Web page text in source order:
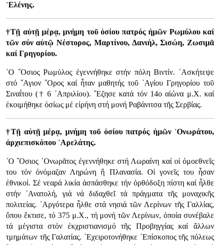
῾Ελένης.
†Τῇ αὐτῇ μέρᾳ, μνήμη τοῦ ὁσίου πατρός ἠμῶν Ρωμύλου καί
τῶν σύν αὐτῷ Νέστορος, Μαρτίνου, Δανιήλ, Σισώη, Ζωσιμᾶ
καί Γρηγορίου.
῾Ο ῞Οσιος Ρωμύλος ἐγεννήθηκε στήν πόλη Βιντίν. ᾿Ασκήτεψε
στό ῞Αγιον ῎Ορος καί ἦταν μαθητής τοῦ ῾Αγίου Γρηγορίου τοῦ
Σιναΐτου († 6 ᾿Απριλίου). ῎Εζησε κατά τόν 14ο αἰώνα μ.Χ. καί
ἐκοιμήθηκε ὁσίως μέ εἰρήνη στή μονή Ραβάνιτσα τῆς Σερβίας.
†Τῇ αὐτῇ μέρᾳ, μνήμη τοῦ ὁσίου πατρός ἠμῶν ᾿Ονωράτου,
ἀρχιεπισκόπου ᾿Αρελάτης.
῾Ο ῞Οσιος ᾿Ονωρᾶτος ἐγεννήθηκε στή Λωραίνη καί οἱ ὁμοεθνεῖς
του τόν ὀνόμαζαν Ληρώνη ἤ Πλανασία. Οἱ γονεῖς του ἦσαν
ἐθνικοί. Σέ νεαρά λικία ἀσπάσθηκε τήν ὀρθόδοξη πίστη καί ἦλθε
στήν ᾿Ανατολή, γιά νά διδαχθεῖ τά πράγματα τῆς μοναχικῆς
πολιτείας. ᾿Αργότερα ἦλθε στά νησιά τῶν Λερίνων τῆς Γαλλίας,
ὅπου ἔκτισε, τό 375 μ.Χ., τή μονή τῶν Λερίνων, ὁποία συνέβαλε
τά μέγιστα στόν ἐκχριστιανισμό τῆς Προβηγγίας καί ἄλλων
τμημάτων τῆς Γαλατίας. ᾿Εχειροτονήθηκε ᾿Επίσκοπος τῆς πόλεως